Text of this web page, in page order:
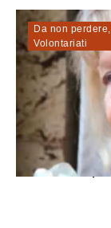
Da non perdere,
Volontariati
Comunità,